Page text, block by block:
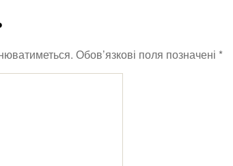
Обов’язкові поля позначені *